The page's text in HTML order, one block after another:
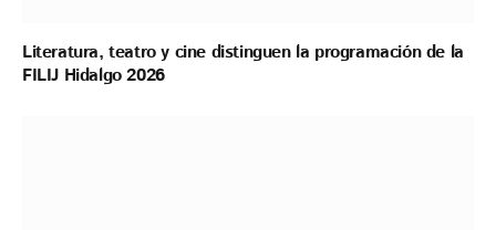
Literatura, teatro y cine distinguen la programación de la
FILIJ Hidalgo 2026